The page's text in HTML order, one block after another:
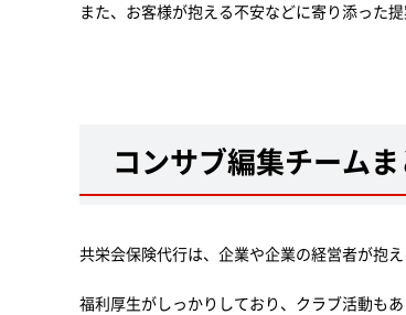
また、お客様が抱える不安などに寄り添った提
コンサブ編集チーム
共栄会保険代行は、企業や企業の経営者が抱
福利厚生がしっかりしており、クラブ活動も